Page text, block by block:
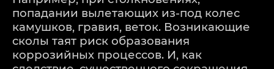
попадании вылетающих из-под колес
камушков, гравия, веток. Возникающие
сколы таят риск образования
коррозийных процессов. И, как